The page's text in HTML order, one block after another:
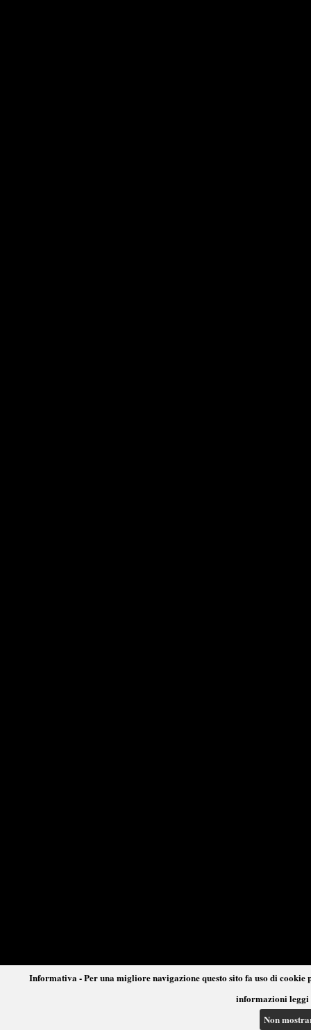
Informativa - Per una migliore navigazione questo sito fa uso di
informazioni leggi
Non